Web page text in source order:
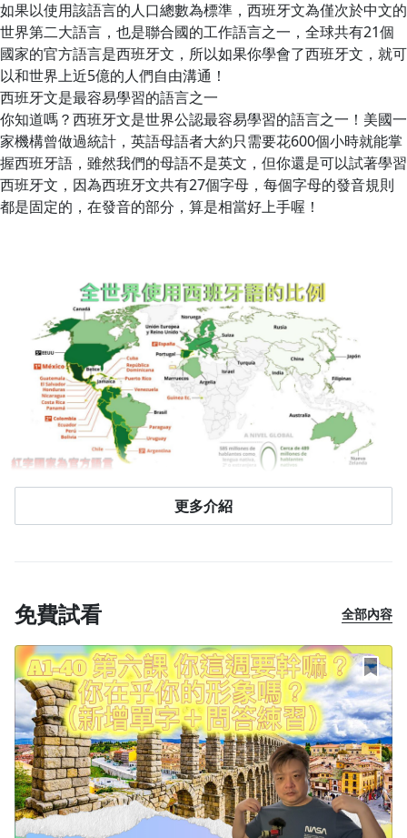
如果以使用該語言的人口總數為標準，西班牙文為僅次於中文的
世界第二大語言，也是聯合國的工作語言之一，全球共有21個
國家的官方語言是西班牙文，所以如果你學會了西班牙文，就可
以和世界上近5億的人們自由溝通！
西班牙文是最容易學習的語言之一
你知道嗎？西班牙文是世界公認最容易學習的語言之一！美國一
家機構曾做過統計，英語母語者大約只需要花600個小時就能掌
握西班牙語，雖然我們的母語不是英文，但你還是可以試著學習
西班牙文，因為西班牙文共有27個字母，每個字母的發音規則
都是固定的，在發音的部分，算是相當好上手喔！
＊在這個課程裡面我挑選了一個我認為最適合的教材讓大家可按
部就班的學習，從基礎問候、問路、興趣、等等的單字、聽力跟
會話教學。
＊當然不只是課本內的內容，我還會針對不同的主題多做適合的
額外補充以及講解！
只要跟著我的腳步無論您是想要旅遊任何西班牙語系國家、或是
考西班牙文檢定，一定都是簡簡單單的！
更多介紹
免費試看 全部內容